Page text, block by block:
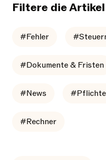
Filtere die
#Fehler
#Dokumente & Fristen
#News
#Rechner